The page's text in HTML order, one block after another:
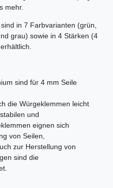
mehr.
in 7 Farbvarianten (grün,
grau) sowie in 4 Stärken (4
sind für 4 mm Seile
die Würgeklemmen leicht
und
eignen sich
von Seilen,
zur Herstellung von
sind die